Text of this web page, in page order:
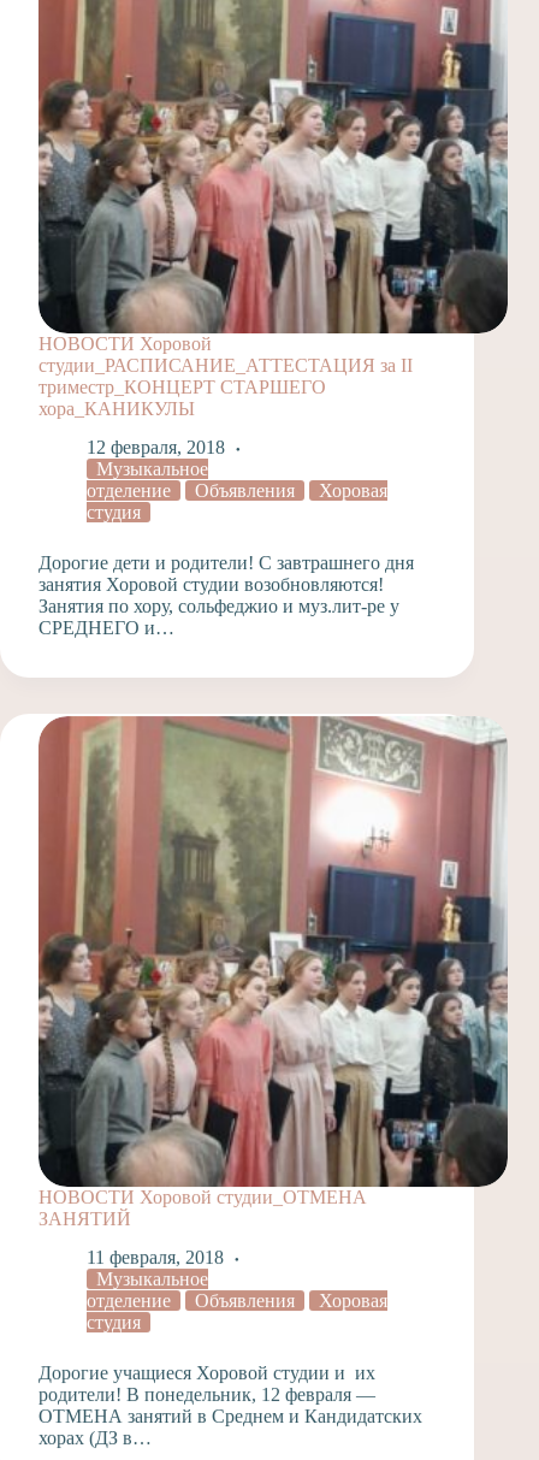
НОВОСТИ Хоровой
студии_РАСПИСАНИЕ_АТТЕСТАЦИЯ за II
триместр_КОНЦЕРТ СТАРШЕГО
хора_КАНИКУЛЫ
12 февраля, 2018
Музыкальное
отделение
Объявления
Хоровая
студия
Дорогие дети и родители! С завтрашнего дня
занятия Хоровой студии возобновляются!
Занятия по хору, сольфеджио и муз.лит-ре у
СРЕДНЕГО и…
НОВОСТИ Хоровой студии_ОТМЕНА
ЗАНЯТИЙ
11 февраля, 2018
Музыкальное
отделение
Объявления
Хоровая
студия
Дорогие учащиеся Хоровой студии и их
родители! В понедельник, 12 февраля —
ОТМЕНА занятий в Среднем и Кандидатских
хорах (ДЗ в…